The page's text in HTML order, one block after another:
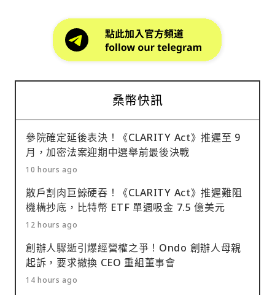
桑幣快訊
參院確定延後表決！《CLARITY Act》推遲至 9
月，加密法案迎期中選舉前最後決戰
10 hours ago
散戶割肉巨鯨硬吞！《CLARITY Act》推遲難阻
機構抄底，比特幣 ETF 單週吸金 7.5 億美元
12 hours ago
創辦人驟逝引爆經營權之爭！Ondo 創辦人母親
起訴，要求撤換 CEO 重組董事會
14 hours ago